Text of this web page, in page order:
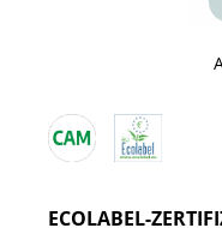
ECOLABEL-